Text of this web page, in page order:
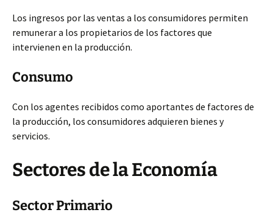
Los ingresos por las ventas a los consumidores permiten
remunerar a los propietarios de los factores que
intervienen en la producción.
Consumo
Con los agentes recibidos como aportantes de factores de
la producción, los consumidores adquieren bienes y
servicios.
Sectores de la Economía
Sector Primario